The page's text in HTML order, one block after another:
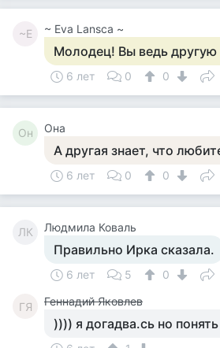
~E ~ Eva Lansca ~
Молодец! Вы ведь другую
6 лет 0 0
Он Она
А другая знает, что
6 лет 0 0
ЛК Людмила Коваль
Правильно Ирка сказала.
6 лет 5 0
ГЯ Геннадий Яковлев
)))) я догадва.сь но